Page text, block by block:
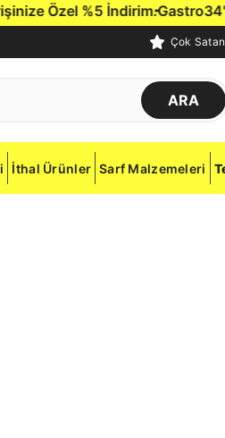
Özel %5 İndirim.Gastro34'e
Çok
ARA
İthal Ürünler Sarf Malzemeleri